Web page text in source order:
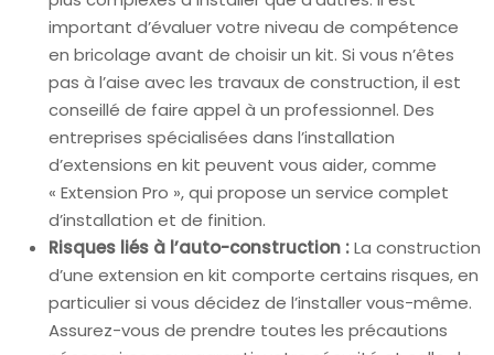
important d’évaluer votre niveau de compétence
en bricolage avant de choisir un kit. Si vous n’êtes
pas à l’aise avec les travaux de construction, il est
conseillé de faire appel à un professionnel. Des
entreprises spécialisées dans l’installation
d’extensions en kit peuvent vous aider, comme
« Extension Pro », qui propose un service complet
d’installation et de finition.
Risques liés à l’auto-construction :La construction
d’une extension en kit comporte certains risques, en
particulier si vous décidez de l’installer vous-même.
Assurez-vous de prendre toutes les précautions